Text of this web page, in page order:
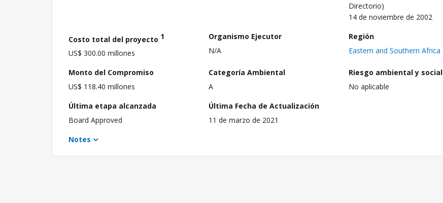
Directorio)
14 de noviembre de 2002
Costo total del proyecto 1
US$ 300.00 millones
Organismo Ejecutor
N/A
Región
Eastern and Southern Africa
Monto del Compromiso
US$ 118.40 millones
Categoría Ambiental
A
Riesgo ambiental y social
No aplicable
Última etapa alcanzada
Board Approved
Última Fecha de Actualización
11 de marzo de 2021
Notes